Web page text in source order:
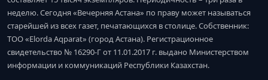
неделю. Сегодня «Вечерняя Астана» по праву может называться
старейшей из всех газет, печатающихся в столице. Собственник:
ТОО «Elorda Aqparat» (город Астана). Регистрационное
свидетельство № 16290-Г от 11.01.2017 г. выдано Министерством
информации и коммуникаций Республики Казахстан.